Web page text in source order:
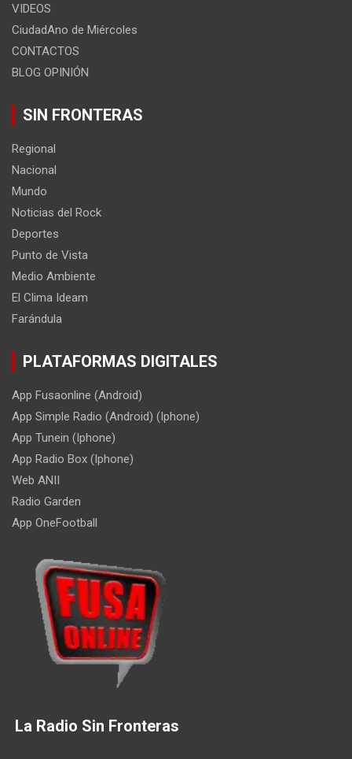
VIDEOS
CiudadAno de Miércoles
CONTACTOS
BLOG OPINIÓN
SIN FRONTERAS
Regional
Nacional
Mundo
Noticias del Rock
Deportes
Punto de Vista
Medio Ambiente
El Clima Ideam
Farándula
PLATAFORMAS DIGITALES
App Fusaonline (Android)
App Simple Radio (Android) (Iphone)
App Tunein (Iphone)
App Radio Box (Iphone)
Web ANII
Radio Garden
App OneFootball
La Radio Sin Fronteras